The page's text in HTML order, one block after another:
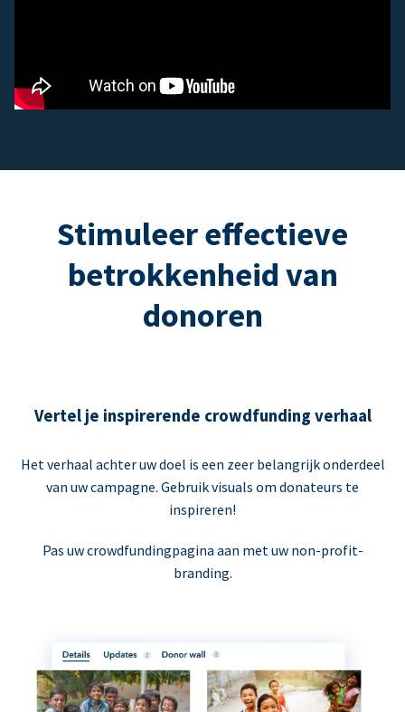
Stimuleer effectieve
betrokkenheid van
donoren
Vertel je inspirerende crowdfunding verhaal
Het verhaal achter uw doel is een zeer belangrijk onderdeel
van uw campagne. Gebruik visuals om donateurs te
inspireren!
Pas uw crowdfundingpagina aan met uw non-profit-
branding.